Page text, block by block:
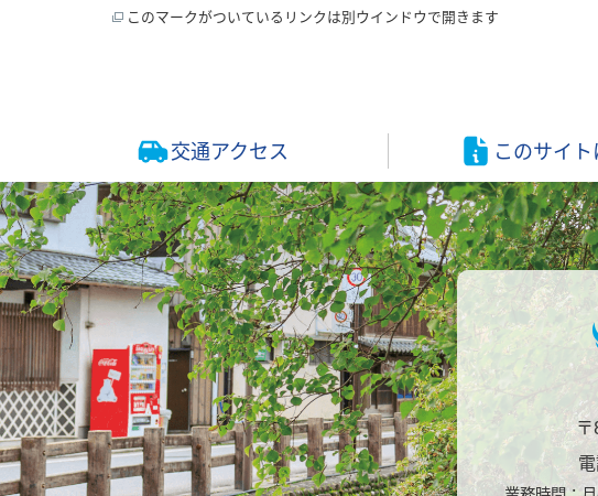
このマークがついているリンクは別ウインドウで開きます
交通アクセス このサイト
〒